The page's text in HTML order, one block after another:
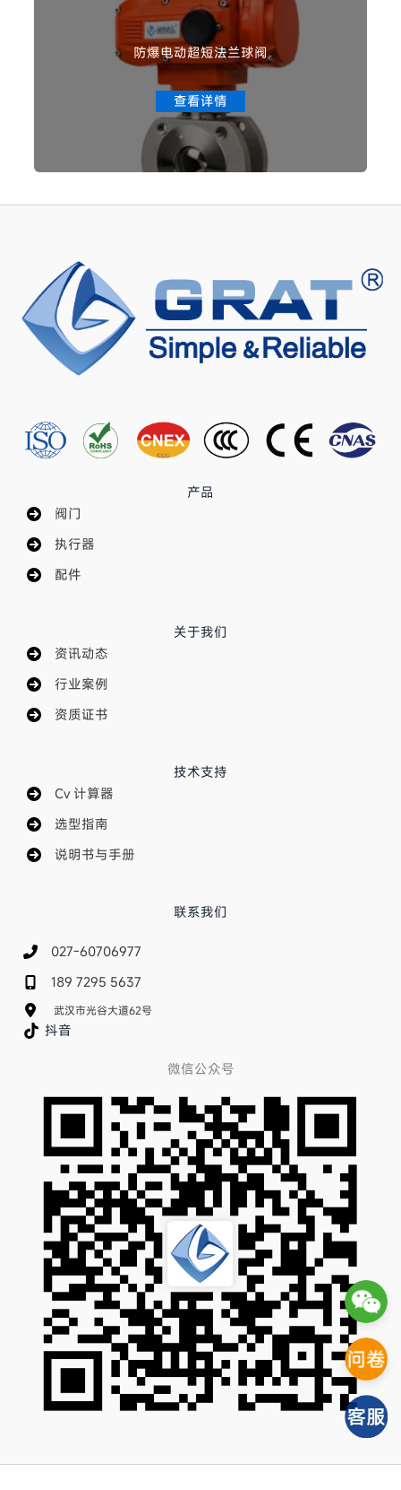
防爆电动超短法兰球阀
查看详情
产品
阀门
执行器
配件
关于我们
资讯动态
行业案例
资质证书
技术支持
Cv 计算器
选型指南
说明书与手册
联系我们
027-60706977
189 7295 5637
武汉市光谷大道62号
抖音
微信公众号